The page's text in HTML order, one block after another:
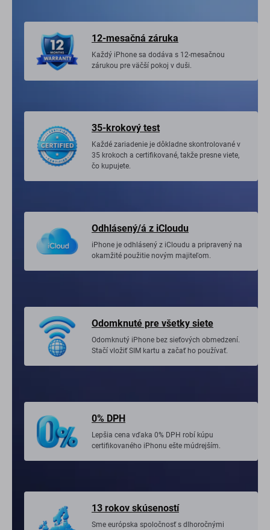
12-mesačná záruka
Každý iPhone sa dodáva s 12-mesačnou
zárukou pre väčší pokoj v duši.
35-krokový test
Každé zariadenie je dôkladne skontrolované v
35 krokoch a certifikované, takže presne viete,
čo kupujete.
Odhlásený/á z iCloudu
iPhone je odhlásený z iCloudu a pripravený na
okamžité použitie novým majiteľom.
Odomknuté pre všetky siete
Odomknutý iPhone bez sieťových obmedzení.
Stačí vložiť SIM kartu a začať ho používať.
0% DPH
Lepšia cena vďaka 0% DPH robí kúpu
certifikovaného iPhonu ešte múdrejším.
13 rokov skúseností
Sme európska spoločnosť s dlhoročnými